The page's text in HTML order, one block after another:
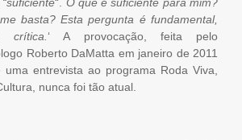
“. O que é suficiente para mim?
basta? Esta pergunta é fundamental,
crítica.‘ A provocação, feita pelo
Roberto DaMatta em janeiro de 2011
uma entrevista ao programa Roda Viva,
nunca foi tão atual.